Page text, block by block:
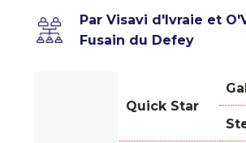
Par Visavi d'Ivraie et
Fusain du Defey
Quick Star